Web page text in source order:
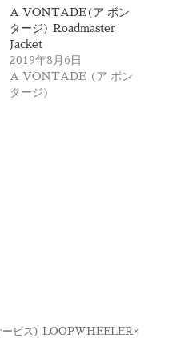
A VONTADE(ア ボン
タージ) Roadmaster
Jacket
2019年8月6日
A VONTADE (ア ボン
タージ)
ービス) LOOPWHEELER×